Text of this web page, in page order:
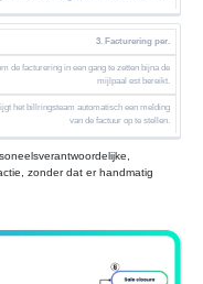
3. Facturering per.
de facturering in een gang te zetten bijna de
mijlpaal est bereikt.
het billringsteam automatisch een melding
van de factuur op te stellen.
zonder dat er handmatig